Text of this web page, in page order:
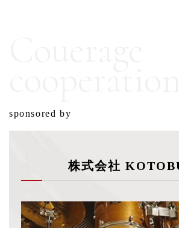
sponsored by
株式会社